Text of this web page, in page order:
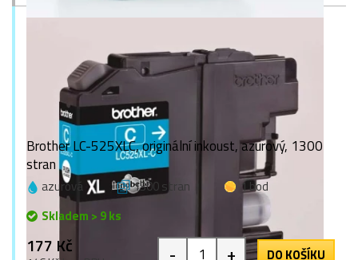
Brother LC-525XLC, originální inkoust, azurový, 1300
stran
azurová 1300 stran
1 bod
Skladem > 9 ks
177 Kč - + DO KOŠÍKU